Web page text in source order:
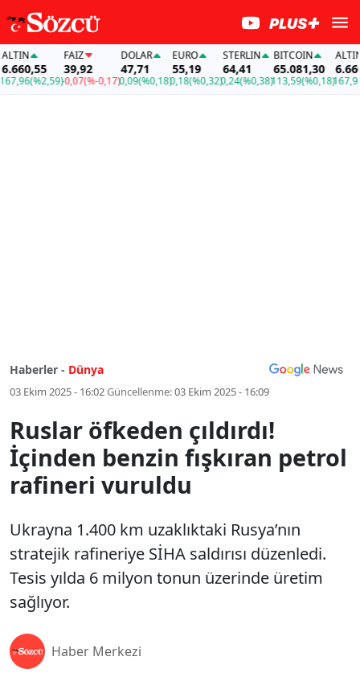
(%2,59)
FAİZ
39,92
-0,07(%-0,17)
DOLAR
47,71
0,09(%0,18)
EURO
55,19
0,18(%0,32)
STERLIN
64,41
0,24(%0,38)
BITCOIN
65.081,30
113,59(%0,18)
ALTIN
167,96
Haberler - Dünya
03 Ekim 2025 - 16:02Güncellenme:03 Ekim 2025 - 16:09
Ruslar öfkeden çıldırdı!
İçinden benzin fışkıran petrol
rafineri vuruldu
Ukrayna 1.400 km uzaklıktaki Rusya’nın
stratejik rafineriye SİHA saldırısı düzenledi.
Tesis yılda 6 milyon tonun üzerinde üretim
sağlıyor.
Haber Merkezi